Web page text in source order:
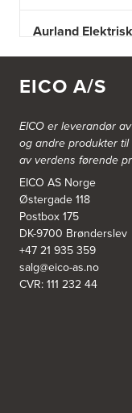
Aurland
Tel.: 57-633463
Bekkestua
Gamle
1357 Bekkestua
Tel.:99228877
Bergen
Hellevegen 228
5039 Bergen
Tel.:55-395060
Bjerkreim Trelast
EICO A/S
EICO er leverandør
og andre produkter
av verdens førende
EICO AS Norge
Østergade 118
Postbox 175
DK-9700 Brønderslev
+47 21 935 359
salg@eico-as.no
CVR: 111 232 44